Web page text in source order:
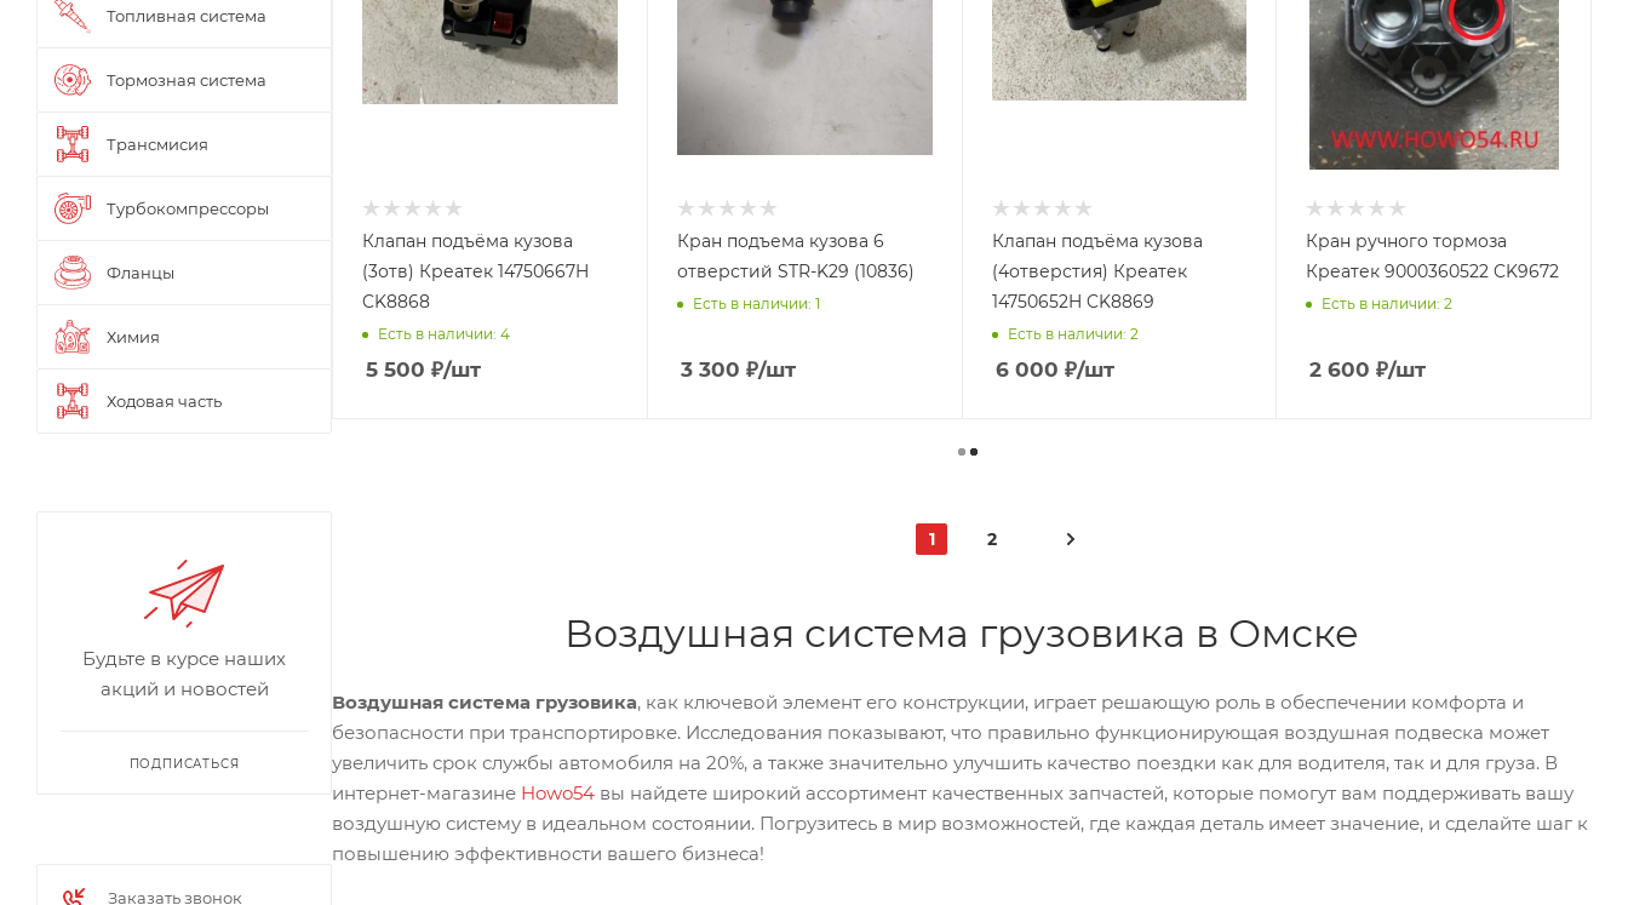
Клапан подъёма кузова
(3отв) Креатек 14750667H
CK8868
Есть в наличии: 4
5 500 ₽/шт
Кран подъема кузова 6
отверстий STR-K29 (10836)
Есть в наличии: 1
3 300 ₽/шт
Клапан подъёма кузова
(4отверстия) Креатек
14750652H CK8869
Есть в наличии: 2
6 000 ₽/шт
Кран ручного тормоза
Креатек 9000360522 CK9672
Есть в наличии: 2
2 600 ₽/шт
1 2
Воздушная система грузовика в Омске
Воздушная система грузовика, как ключевой элемент его конструкции, играет решающую роль в обеспечении комфорта и
безопасности при транспортировке. Исследования показывают, что правильно функционирующая воздушная подвеска может
увеличить срок службы автомобиля на 20%, а также значительно улучшить качество поездки как для водителя, так и для груза. В
интернет-магазине Howo54 вы найдете широкий ассортимент качественных запчастей, которые помогут вам поддерживать вашу
воздушную систему в идеальном состоянии. Погрузитесь в мир возможностей, где каждая деталь имеет значение, и сделайте шаг к
повышению эффективности вашего бизнеса!
Топливная система
Тормозная система
Трансмисия
Турбокомпрессоры
Фланцы
Химия
Ходовая часть
Будьте в курсе наших
акций и новостей
ПОДПИСАТЬСЯ
Заказать звонок